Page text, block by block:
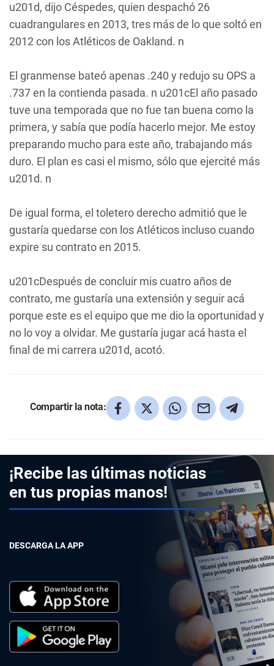
u201d, dijo Céspedes, quien despachó 26
cuadrangulares en 2013, tres más de lo que soltó en
2012 con los Atléticos de Oakland. n
El granmense bateó apenas .240 y redujo su OPS a
.737 en la contienda pasada. n u201cEl año pasado
tuve una temporada que no fue tan buena como la
primera, y sabía que podía hacerlo mejor. Me estoy
preparando mucho para este año, trabajando más
duro. El plan es casi el mismo, sólo que ejercité más
u201d. n
De igual forma, el toletero derecho admitió que le
gustaría quedarse con los Atléticos incluso cuando
expire su contrato en 2015.
u201cDespués de concluir mis cuatro años de
contrato, me gustaría una extensión y seguir acá
porque este es el equipo que me dio la oportunidad y
no lo voy a olvidar. Me gustaría jugar acá hasta el
final de mi carrera u201d, acotó.
Compartir la nota:
¡Recibe las últimas noticias
en tus propias manos!
DESCARGA LA APP